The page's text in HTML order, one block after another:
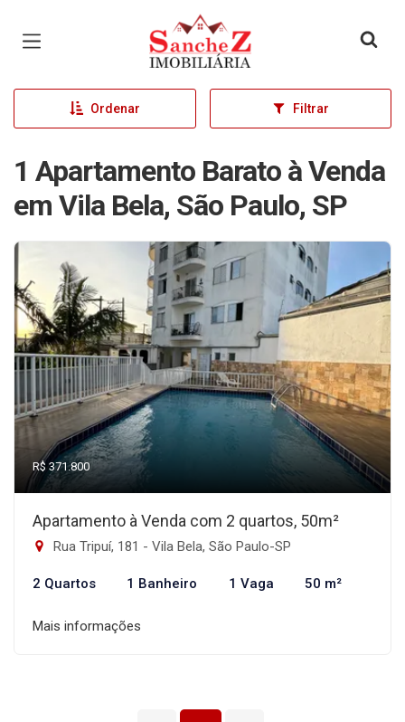
Página inicial
Ordenar Filtrar
1 Apartamento Barato à Venda
em Vila Bela, São Paulo, SP
R$ 371.800
Apartamento à Venda com 2 quartos, 50m²
Rua Tripuí, 181 - Vila Bela, São Paulo-SP
2 Quartos 1 Banheiro 1 Vaga 50 m²
Mais informações